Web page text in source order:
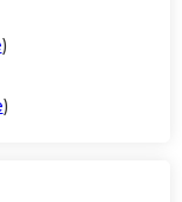
)
)